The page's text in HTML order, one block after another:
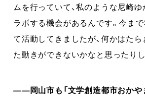
ムを行っていて、私のような尼崎
ラボする機会があるんです。今ま
て活動してきましたが、何かはたら
た動きができないかなと思ったりし
――岡山市も「文学創造都市おかや